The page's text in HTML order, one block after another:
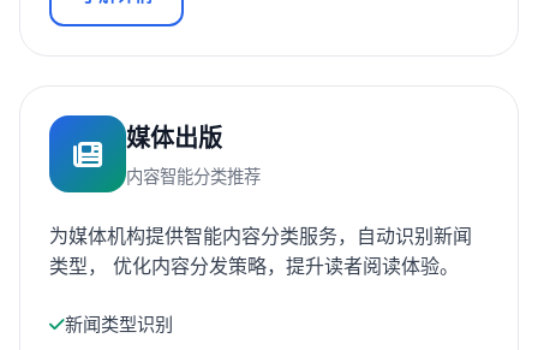
媒体出版
内容智能分类推荐
为媒体机构提供智能内容分类服务，自动识别新闻
类型， 优化内容分发策略，提升读者阅读体验。
新闻类型识别